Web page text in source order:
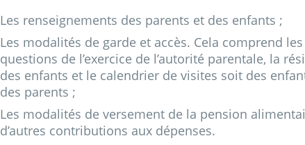
Les renseignements des parents et des enfants ;
Les modalités de garde et accès. Cela comprend les
questions de l’exercice de l’autorité parentale, la
des enfants et le calendrier de visites soit des
des parents ;
Les modalités de versement de la pension
d’autres contributions aux dépenses.